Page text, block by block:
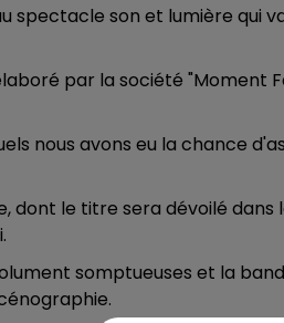
FM
spectacle son et lumière qui
par la société "Moment
nous avons eu la chance
dont le titre sera dévoilé
somptueuses et la